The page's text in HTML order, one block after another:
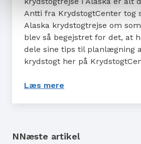
Antti fra KrydstogtCenter tog
Alaska krydstogtrejse om
blev så begejstret for det, at
dele sine tips til planlægning
krydstogt her på
Læs mere
NNæste artikel